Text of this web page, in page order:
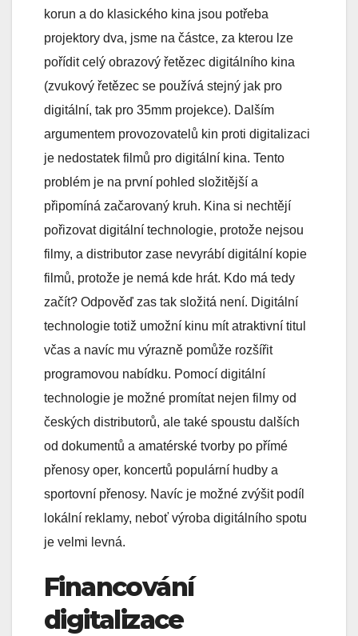
korun a do klasického kina jsou potřeba
projektory dva, jsme na částce, za kterou lze
pořídit celý obrazový řetězec digitálního kina
(zvukový řetězec se používá stejný jak pro
digitální, tak pro 35mm projekce). Dalším
argumentem provozovatelů kin proti digitalizaci
je nedostatek filmů pro digitální kina. Tento
problém je na první pohled složitější a
připomíná začarovaný kruh. Kina si nechtějí
pořizovat digitální technologie, protože nejsou
filmy, a distributor zase nevyrábí digitální kopie
filmů, protože je nemá kde hrát. Kdo má tedy
začít? Odpověď zas tak složitá není. Digitální
technologie totiž umožní kinu mít atraktivní titul
včas a navíc mu výrazně pomůže rozšířit
programovou nabídku. Pomocí digitální
technologie je možné promítat nejen filmy od
českých distributorů, ale také spoustu dalších
od dokumentů a amatérské tvorby po přímé
přenosy oper, koncertů populární hudby a
sportovní přenosy. Navíc je možné zvýšit podíl
lokální reklamy, neboť výroba digitálního spotu
je velmi levná.
Financování
digitalizace